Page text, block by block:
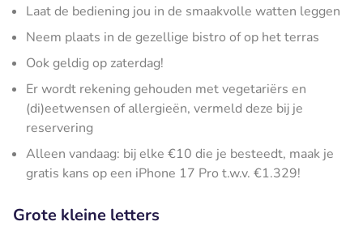
Laat de bediening jou in de smaakvolle watten leggen
Neem plaats in de gezellige bistro of op het terras
Ook geldig op zaterdag!
Er wordt rekening gehouden met vegetariërs en
(di)eetwensen of allergieën, vermeld deze bij je
reservering
Alleen vandaag: bij elke €10 die je besteedt, maak je
gratis kans op een iPhone 17 Pro t.w.v. €1.329!
Grote kleine letters